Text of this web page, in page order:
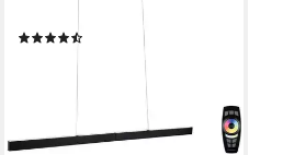
346,99 €
lieferbar - in 2-3 Werktagen bei dir